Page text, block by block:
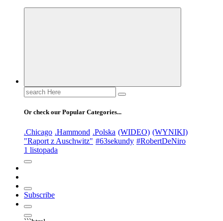
Search
for:
Or check our Popular Categories...
.Chicago .Hammond .Polska (WIDEO) (WYNIKI)
"Raport z Auschwitz" #63sekundy #RobertDeNiro
1 listopada
Subscribe